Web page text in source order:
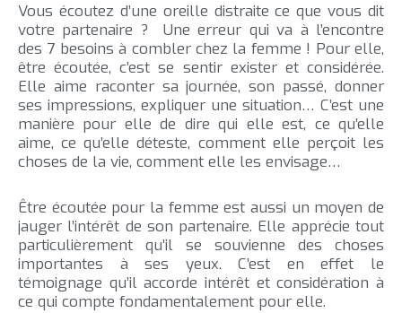
Vous écoutez d’une oreille distraite ce que vous dit
votre partenaire ? Une erreur qui va à l’encontre
des 7 besoins à combler chez la femme ! Pour elle,
être écoutée, c’est se sentir exister et considérée.
Elle aime raconter sa journée, son passé, donner
ses impressions, expliquer une situation… C’est une
manière pour elle de dire qui elle est, ce qu’elle
aime, ce qu’elle déteste, comment elle perçoit les
choses de la vie, comment elle les envisage…
Être écoutée pour la femme est aussi un moyen de
jauger l’intérêt de son partenaire. Elle apprécie tout
particulièrement qu’il se souvienne des choses
importantes à ses yeux. C’est en effet le
témoignage qu’il accorde intérêt et considération à
ce qui compte fondamentalement pour elle.